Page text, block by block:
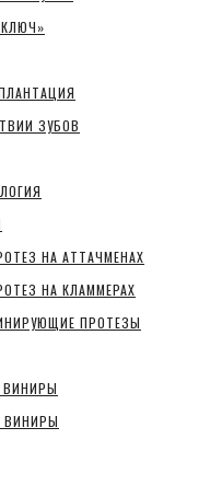
ЗУБОВ
НА АТТАЧМЕНАХ
НА КЛАММЕРАХ
ПРОТЕЗЫ
ВИНИРЫ
ВИНИРЫ